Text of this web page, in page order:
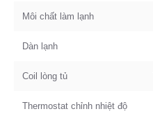
Môi chất làm lạnh
Dàn lạnh
Coil lòng tủ
Thermostat chỉnh nhiệt độ